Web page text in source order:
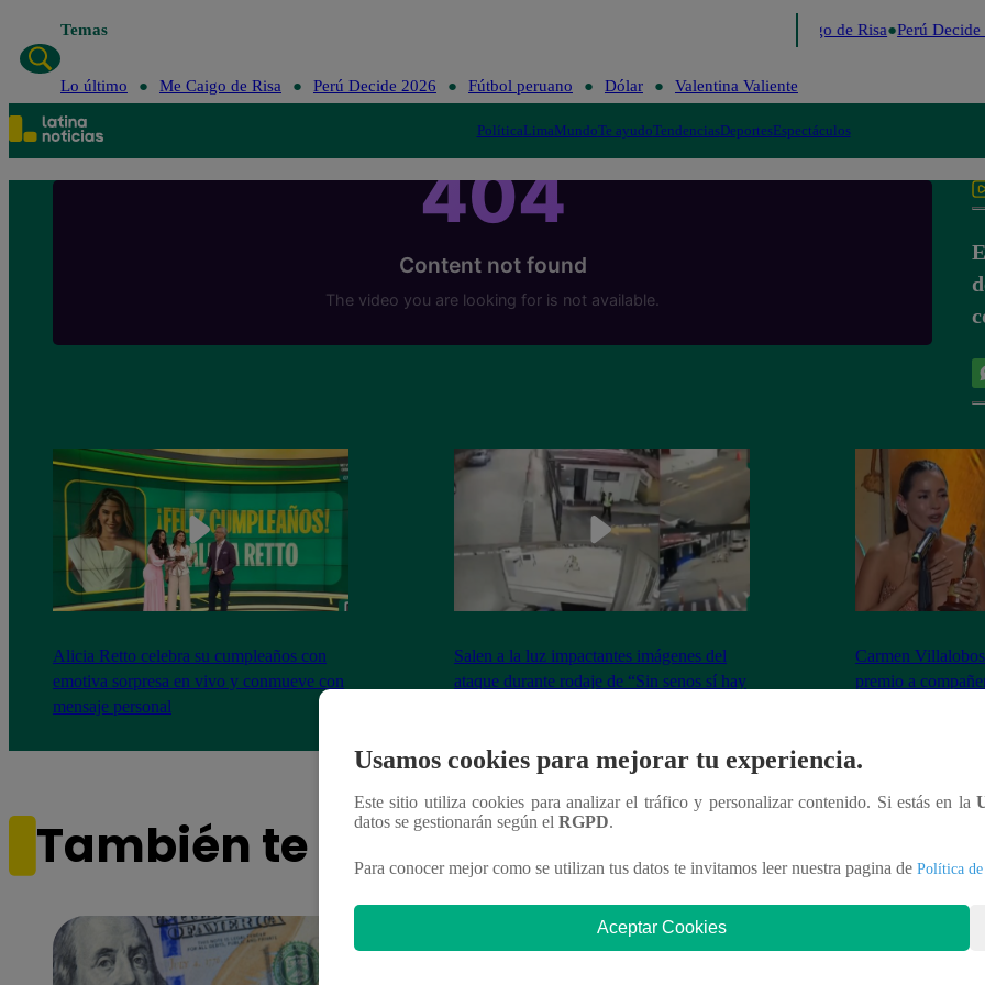
Temas Me Caigo de Risa Perú Decide
Lo último Me Caigo de Risa Perú Decide 2026 Fútbol peruano Dólar Valentina Valiente
PolíticaLimaMundoTe ayudoTendenciasDeportesEspectáculos
Alicia Retto celebra su cumpleaños con
emotiva sorpresa en vivo y conmueve con
mensaje personal
Salen a la luz impactantes imágenes del
ataque durante rodaje de “Sin senos sí hay
Carmen
premio a
También te puede interesar
Usamos cookies para mejorar tu experiencia.
Este sitio utiliza cookies para analizar el tráfico y personalizar contenido. Si estás en la
datos se gestionarán según el RGPD.
Para conocer mejor como se utilizan tus datos te invitamos leer nuestra pagina de Política
Aceptar Cookies